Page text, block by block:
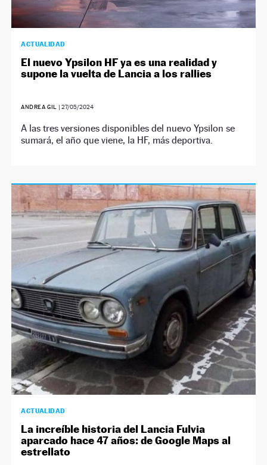
ACTUALIDAD
El nuevo Ypsilon HF ya es una realidad y
supone la vuelta de Lancia a los rallies
ANDREA GIL |27/05/2024
A las tres versiones disponibles del nuevo Ypsilon se
sumará, el año que viene, la HF, más deportiva.
ACTUALIDAD
La increíble historia del Lancia Fulvia
aparcado hace 47 años: de Google Maps al
estrellato